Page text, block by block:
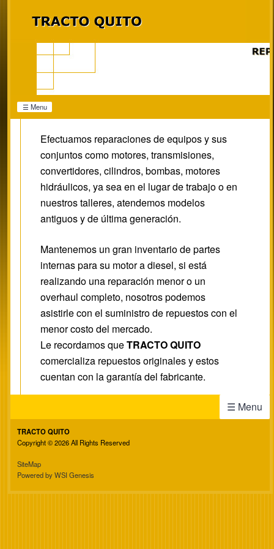
☰ Menu
Efectuamos reparaciones de equipos y sus
conjuntos como motores, transmisiones,
convertidores, cilindros, bombas, motores
hidráulicos, ya sea en el lugar de trabajo o en
nuestros talleres, atendemos modelos
antiguos y de última generación.
Mantenemos un gran inventario de partes
internas para su motor a diesel, si está
realizando una reparación menor o un
overhaul completo, nosotros podemos
asistirle con el suministro de repuestos con el
menor costo del mercado.
Le recordamos queTRACTO QUITO
comercializa repuestos originales y estos
cuentan con la garantía del fabricante.
☰ Menu
TRACTO QUITO
Copyright © 2026 All Rights Reserved
SiteMap
Powered by WSI Genesis